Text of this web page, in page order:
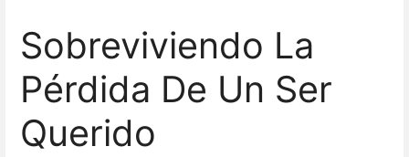
Sobreviviendo La
Pérdida De Un Ser
Querido